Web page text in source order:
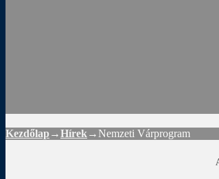
Kezdőlap →Hírek →Nemzeti Várprogram